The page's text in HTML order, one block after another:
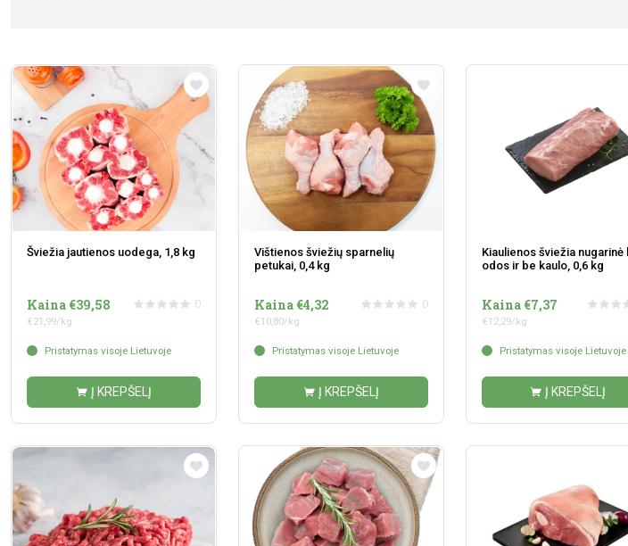
Šviežia jautienos uodega, 1,8 kg
Kaina €39,58
€21,99/kg
0
Pristatymas visoje Lietuvoje
Į KREPŠELĮ
Vištienos šviežių sparnelių
petukai, 0,4 kg
Kaina €4,32
€10,80/kg
0
Pristatymas visoje Lietuvoje
Į KREPŠELĮ
Kiaulienos šviežia nugarinė
odos ir be kaulo, 0,6 kg
Kaina €7,37
€12,29/kg
Pristatymas visoje Lietuvoje
Į KREPŠELĮ